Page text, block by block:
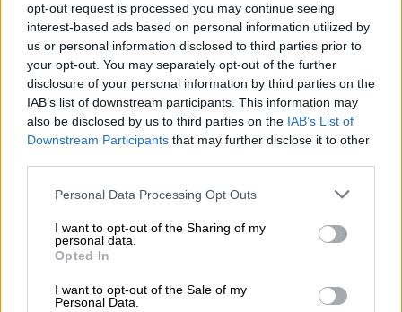
opt-out request is processed you may continue seeing
interest-based ads based on personal information utilized by
us or personal information disclosed to third parties prior to
your opt-out. You may separately opt-out of the further
disclosure of your personal information by third parties on the
IAB’s list of downstream participants. This information may
also be disclosed by us to third parties on the IAB’s List of
Downstream Participants that may further disclose it to other
Personal Data Processing Opt Outs
I want to opt-out of the Sharing of my
personal data.
Opted In
I want to opt-out of the Sale of my
Personal Data.
Buongiorno
Buonanotte
Auguri
Barzellette
Educazione